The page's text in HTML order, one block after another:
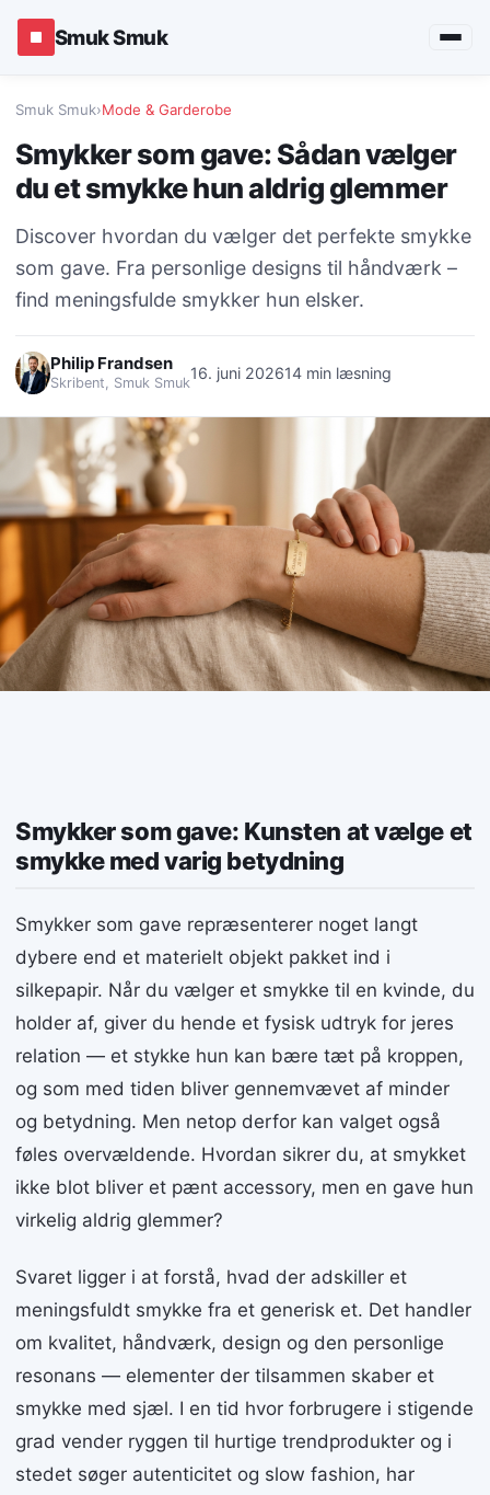
Smuk Smuk
Smuk Smuk›Mode & Garderobe
Smykker som gave: Sådan vælger
du et smykke hun aldrig glemmer
Discover hvordan du vælger det perfekte smykke
som gave. Fra personlige designs til håndværk –
find meningsfulde smykker hun elsker.
Philip Frandsen
Skribent, Smuk Smuk
16. juni 202614 min læsning
Smykker som gave: Kunsten at vælge et
smykke med varig betydning
Smykker som gave repræsenterer noget langt
dybere end et materielt objekt pakket ind i
silkepapir. Når du vælger et smykke til en kvinde, du
holder af, giver du hende et fysisk udtryk for jeres
relation — et stykke hun kan bære tæt på kroppen,
og som med tiden bliver gennemvævet af minder
og betydning. Men netop derfor kan valget også
føles overvældende. Hvordan sikrer du, at smykket
ikke blot bliver et pænt accessory, men en gave hun
virkelig aldrig glemmer?
Svaret ligger i at forstå, hvad der adskiller et
meningsfuldt smykke fra et generisk et. Det handler
om kvalitet, håndværk, design og den personlige
resonans — elementer der tilsammen skaber et
smykke med sjæl. I en tid hvor forbrugere i stigende
grad vender ryggen til hurtige trendprodukter og i
stedet søger autenticitet og slow fashion, har